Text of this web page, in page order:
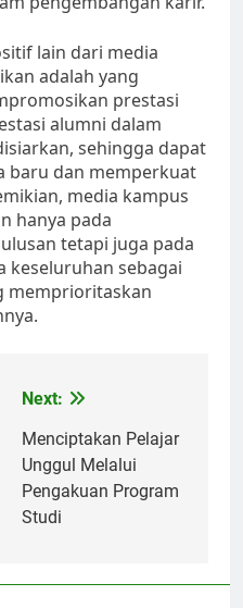
lain dari media
adalah yang
prestasi
alumni dalam
sehingga dapat
baru dan memperkuat
media kampus
hanya pada
tetapi juga pada
keseluruhan sebagai
memprioritaskan
Next:
Menciptakan Pelajar
Unggul Melalui
Pengakuan Program
Studi